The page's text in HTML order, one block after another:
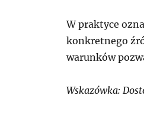
W praktyce
konkretnego
warunków
Wskazówka: